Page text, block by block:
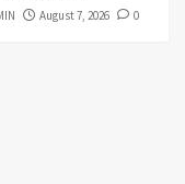
August 7, 2026 0